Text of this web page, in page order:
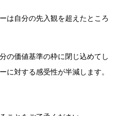
は自分の先入観を超えたところ
の価値基準の枠に閉じ込めてし
に対する感受性が半減します。